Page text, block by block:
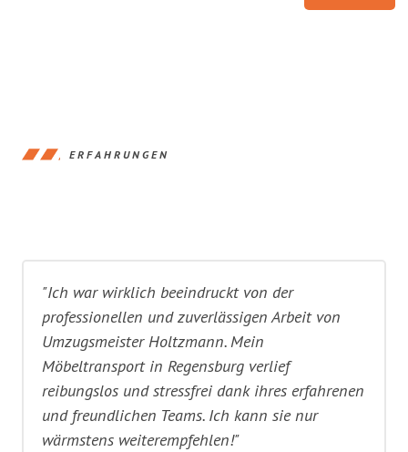
ERFAHRUNGEN
"Ich war wirklich beeindruckt von der
professionellen und zuverlässigen Arbeit von
Umzugsmeister Holtzmann. Mein
Möbeltransport in Regensburg verlief
reibungslos und stressfrei dank ihres erfahrenen
und freundlichen Teams. Ich kann sie nur
wärmstens weiterempfehlen!"